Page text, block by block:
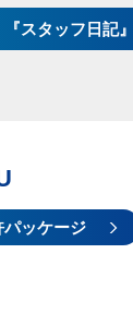
『スタッフ日記
パッケージ